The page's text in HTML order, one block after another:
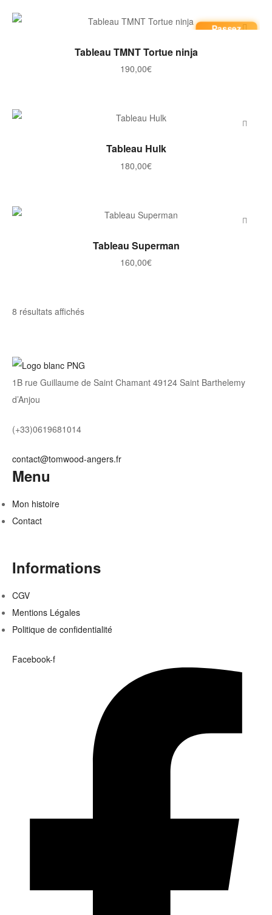
Passez
AJOUTER AU PANIER
Tableau TMNT Tortue ninja
190,00€
AJOUTER AU PANIER
Tableau Hulk
180,00€
AJOUTER AU PANIER
Tableau Superman
160,00€
8 résultats affichésTrié
moyenne
1B rue Guillaume de Saint Chamant 49124 Saint Barthelemy
d’Anjou
(+33)0619681014
contact@tomwood-angers.fr
Menu
Mon histoire
Contact
Informations
CGV
Mentions Légales
Politique de confidentialité
Facebook-f